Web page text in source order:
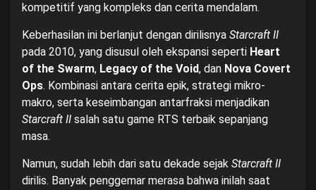
kompetitif yang kompleks dan cerita mendalam.
Keberhasilan ini berlanjut dengan dirilisnya Starcraft II
pada 2010, yang disusul oleh ekspansi seperti Heart
of the Swarm, Legacy of the Void, dan Nova Covert
Ops. Kombinasi antara cerita epik, strategi mikro-
makro, serta keseimbangan antarfraksi menjadikan
Starcraft II salah satu game RTS terbaik sepanjang
masa.
Namun, sudah lebih dari satu dekade sejak Starcraft II
dirilis. Banyak penggemar merasa bahwa inilah saat